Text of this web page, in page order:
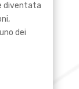
diventata
dei